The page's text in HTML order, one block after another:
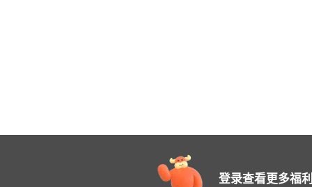
登录查看更多福